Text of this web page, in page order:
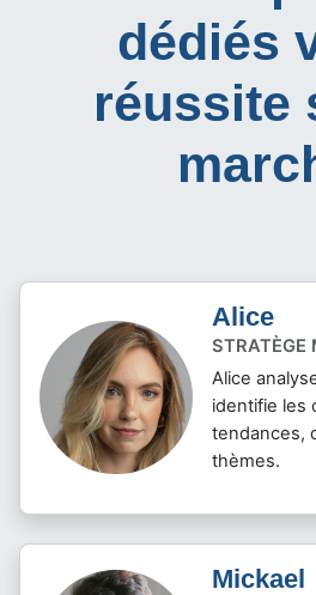
dédiés
réussite
Alice
STRATÈGE
Alice
identifie les
tendances,
thèmes.
Mickael